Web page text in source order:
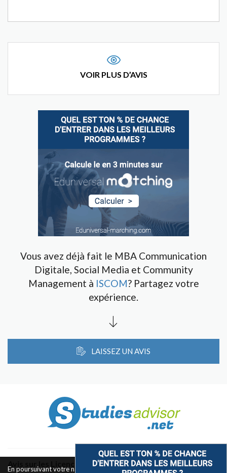
VOIR PLUS D’AVIS
Vous avez déjà fait le MBA Communication
Digitale, Social Media et Community
Management à ISCOM? Partagez votre
expérience.
LAISSEZ UN AVIS
Avis sur les Licences & Bachelors
En poursuivant votre navigation sur ce site, vous acceptez